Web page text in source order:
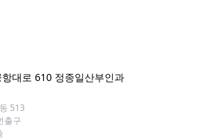
대로 610 정종일산부인과
513
출구